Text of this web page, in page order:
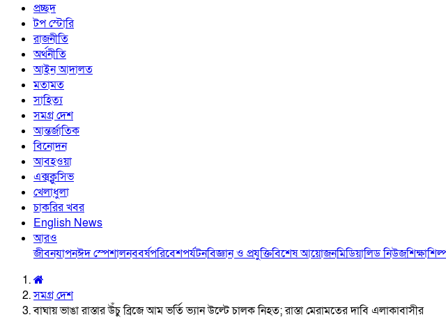
প্রচ্ছদ
টপ স্টোরি
রাজনীতি
অর্থনীতি
আইন আদালত
মতামত
সাহিত্য
সমগ্র দেশ
আন্তর্জাতিক
বিনোদন
আবহওয়া
এক্সক্লুসিভ
খেলাধুলা
চাকরির খবর
English News
আরও
জীবনযাপনঈদ স্পেশালনববর্ষপরিবেশপর্যটনবিজ্ঞান ও প্রযুক্তিবিশেষ আয়োজনমিডিয়ালিড নিউজশিক্ষা
সমগ্র দেশ
বাঘায় ভাঙা রাস্তার উঁচু ব্রিজে আম ভর্তি ভ্যান উল্টে চালক নিহত; রাস্তা মেরামতের দাবি এলাকাবাসীর